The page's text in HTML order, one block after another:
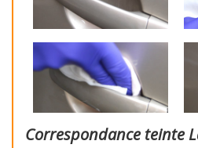
Correspondance teinte